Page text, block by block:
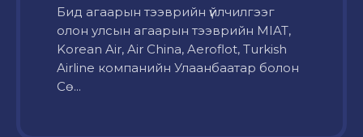
Бид агаарын тээврийн үйлчилгээг
олон улсын агаарын тээврийн MIAT,
Korean Air, Air China, Aeroflot, Turkish
Airline компанийн Улаанбаатар болон
Сө...